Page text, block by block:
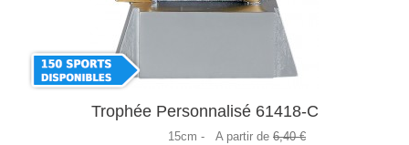
Trophée Personnalisé 61418-C
15cm - A partir de 6,40 €